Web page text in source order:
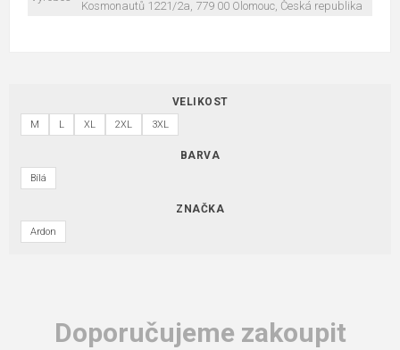
Kosmonautů 1221/2a, 779 00 Olomouc, Česká republika
VELIKOST
M L XL 2XL 3XL
BARVA
Bílá
ZNAČKA
Ardon
Doporučujeme zakoupit